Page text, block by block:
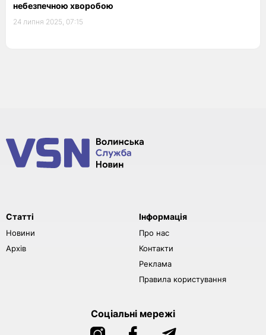
небезпечною хворобою
24 липня 2025, 07:15
Статті
Новини
Архів
Інформація
Про нас
Контакти
Реклама
Правила користування
Соціальні мережі